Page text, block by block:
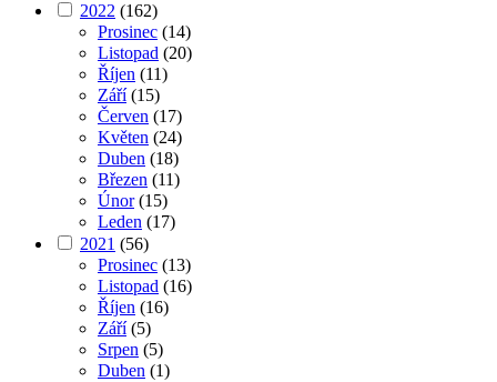
2022 (162)
Prosinec (14)
Listopad (20)
Říjen (11)
Září(15)
Červen (17)
Květen (24)
Duben (18)
Březen (11)
Únor(15)
Leden (17)
2021 (56)
Prosinec (13)
Listopad (16)
Říjen (16)
Září(5)
Srpen (5)
Duben (1)